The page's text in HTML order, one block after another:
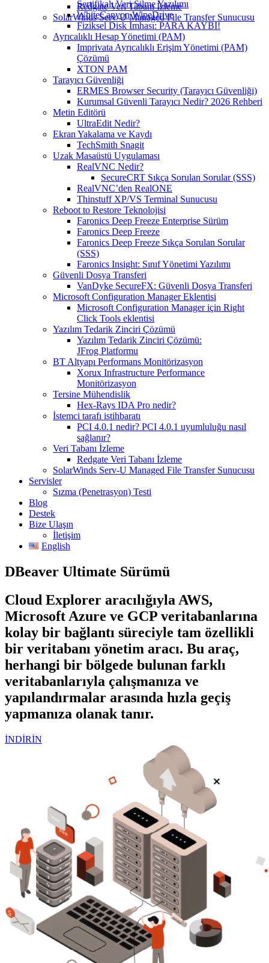
Redgate Veri Tabanı İzleme
SolarWinds Serv-U Managed File Transfer Sunucusu
Sertifikalı Veri Silme Yazılımı
WhiteCanyon WipeDrive
Fiziksel Disk İmhası: PARA KAYBI!
Ayrıcalıklı Hesap Yönetimi (PAM)
Imprivata Ayrıcalıklı Erişim Yönetimi (PAM)
Çözümü
XTON PAM
Tarayıcı Güvenliği
ERMES Browser Security (Tarayıcı Güvenliği)
Kurumsal Güvenli Tarayıcı Nedir? 2026 Rehberi
Metin Editörü
UltraEdit Nedir?
Ekran Yakalama ve Kaydı
TechSmith Snagit
Uzak Masaüstü Uygulaması
RealVNC Nedir?
SecureCRT Sıkça Sorulan Sorular (SSS)
RealVNC’den RealONE
Thinstuff XP/VS Terminal Sunucusu
Reboot to Restore Teknolojisi
Faronics Deep Freeze Enterprise Sürüm
Faronics Deep Freeze
Faronics Deep Freeze Sıkça Sorulan Sorular
(SSS)
Faronics Insight: Sınıf Yönetimi Yazılımı
Güvenli Dosya Transferi
VanDyke SecureFX: Güvenli Dosya Transferi
Microsoft Configuration Manager Eklentisi
Microsoft Configuration Manager için Right
Click Tools eklentisi
Yazılım Tedarik Zinciri Çözümü
Yazılım Tedarik Zinciri Çözümü:
JFrog Platformu
BT Altyapı Performans Monitörizasyon
Xorux Infrastructure Performance
Monitörizasyon
Tersine Mühendislik
Hex-Rays IDA Pro nedir?
İstemci tarafı istihbaratı
PCI 4.0.1 nedir? PCI 4.0.1 uyumluluğu nasıl
sağlanır?
Veri Tabanı İzleme
Redgate Veri Tabanı İzleme
SolarWinds Serv-U Managed File Transfer Sunucusu
Servisler
Sızma (Penetrasyon) Testi
Blog
Destek
Bize Ulaşın
İletişim
English
DBeaver Ultimate Sürümü
Cloud Explorer aracılığıyla AWS,
Microsoft Azure ve GCP veritabanlarına
kolay bir bağlantı süreciyle tam özellikli
bir veritabanı yönetim aracı. Bu araç,
herhangi bir bölgede bulunan farklı
veritabanlarıyla çalışmanıza ve
yapılandırmalar arasında hızla geçiş
yapmanıza olanak tanır.
İNDİRİN